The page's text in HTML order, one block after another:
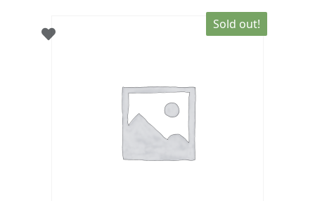
Sold out!